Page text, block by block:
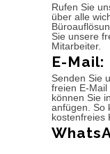
Rufen Sie
über alle
Sie unsere
Mitarbeiter.
E-Mail:
Senden Sie
freien E-
können Sie
anfügen. So
kostenfreies